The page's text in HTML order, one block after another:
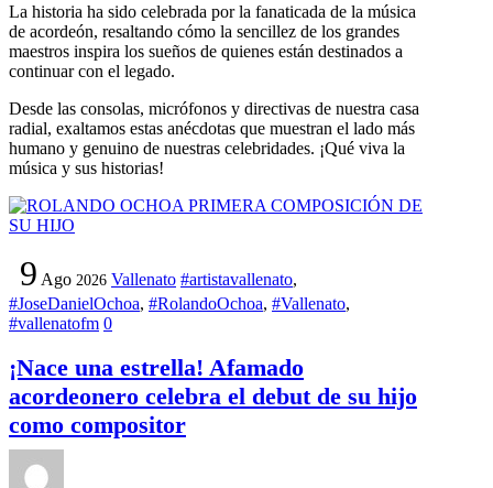
La historia ha sido celebrada por la fanaticada de la música
de acordeón, resaltando cómo la sencillez de los grandes
maestros inspira los sueños de quienes están destinados a
continuar con el legado.
Desde las consolas, micrófonos y directivas de nuestra casa
radial, exaltamos estas anécdotas que muestran el lado más
humano y genuino de nuestras celebridades. ¡Qué viva la
música y sus historias!
9 Ago 2026 Vallenato #artistavallenato,
#JoseDanielOchoa, #RolandoOchoa, #Vallenato,
#vallenatofm 0
¡Nace una estrella! Afamado
acordeonero celebra el debut de su hijo
como compositor